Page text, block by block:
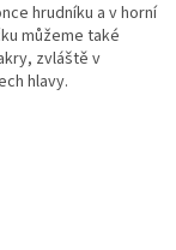
hrudníku a v horní
můžeme také
zvláště v
hlavy.